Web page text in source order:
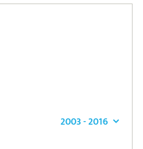
2003 - 2016